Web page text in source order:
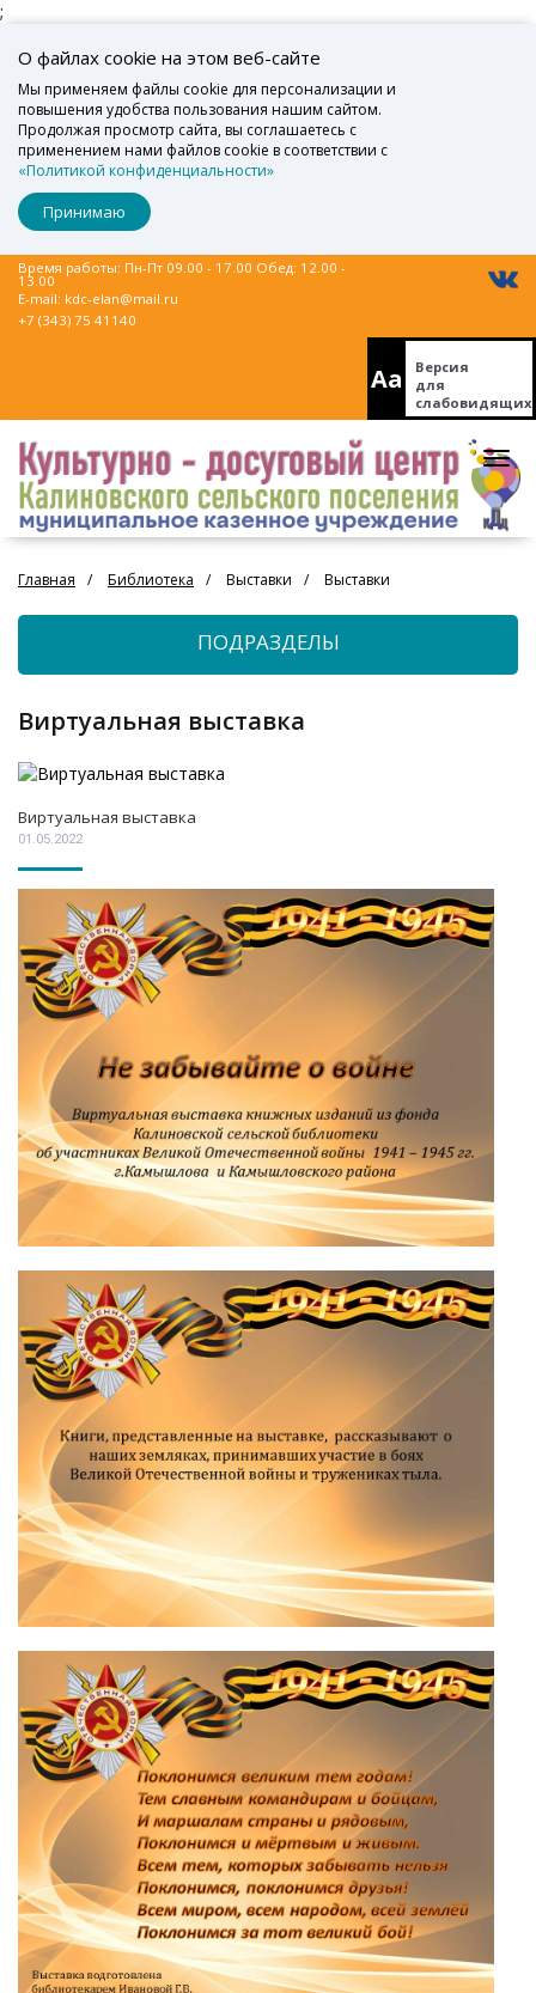
;
О файлах cookie на этом веб-сайте
Мы применяем файлы cookie для персонализации и
повышения удобства пользования нашим сайтом.
Продолжая просмотр сайта, вы соглашаетесь с
применением нами файлов cookie в соответствии с
«Политикой конфиденциальности»
Принимаю
Время работы: Пн-Пт 09.00 - 17.00 Обед: 12.00 -
13.00
E-mail: kdc-elan@mail.ru
+7 (343) 75 41140
Aa
Версия
для
слабовидящих
Главная Библиотека Выставки Выставки
ПОДРАЗДЕЛЫ
Виртуальная выставка
Виртуальная выставка
01.05.2022